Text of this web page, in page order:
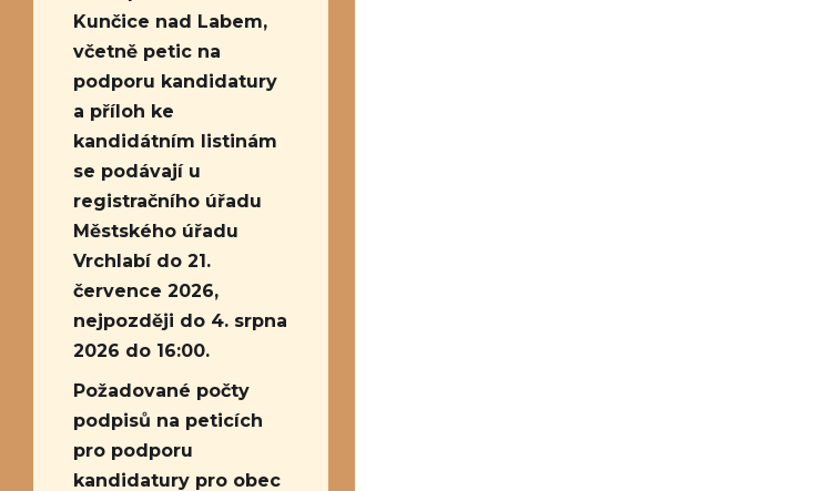
Kunčice nad Labem,
včetně petic na
podporu kandidatury
a příloh ke
kandidátním listinám
se podávají u
registračního úřadu
Městského úřadu
Vrchlabí do 21.
července 2026,
nejpozději do 4. srpna
2026 do 16:00.
Požadované počty
podpisů na peticích
pro podporu
kandidatury pro obec